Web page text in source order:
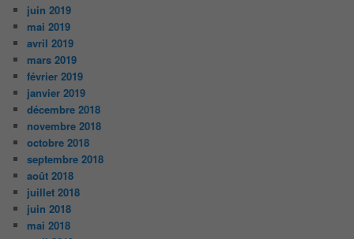
juin 2019
mai 2019
avril 2019
mars 2019
février 2019
janvier 2019
décembre 2018
novembre 2018
octobre 2018
septembre 2018
août 2018
juillet 2018
juin 2018
mai 2018